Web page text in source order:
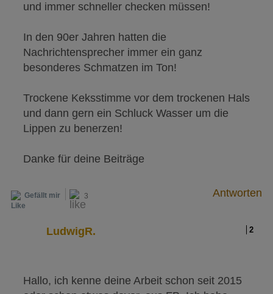
und immer schneller checken müssen!
In den 90er Jahren hatten die
Nachrichtensprecher immer ein ganz
besonderes Schmatzen im Ton!
Trockene Keksstimme vor dem trockenen Hals
und dann gern ein Schluck Wasser um die
Lippen zu benerzen!
Danke für deine Beiträge
Gefällt mir 3 Antworten
2
LudwigR.
Hallo, ich kenne deine Arbeit schon seit 2015